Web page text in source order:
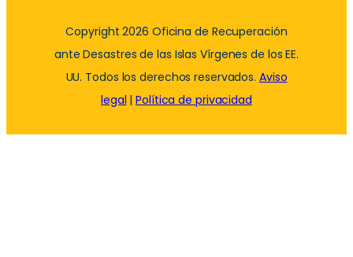
Copyright 2026 Oficina de Recuperación
ante Desastres de las Islas Vírgenes de los EE.
UU. Todos los derechos reservados. Aviso
legal |Política de privacidad